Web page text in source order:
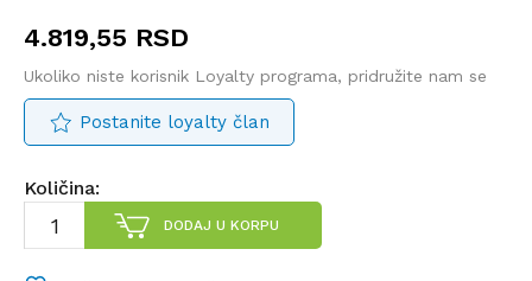
4.819,55 RSD
Ukoliko niste korisnik Loyalty programa, pridružite nam se
Postanite loyalty član
Količina:
DODAJ U KORPU